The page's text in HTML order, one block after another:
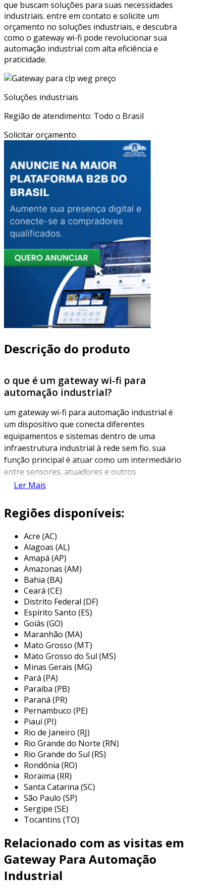
que buscam soluções para suas necessidades
industriais. entre em contato e solicite um
orçamento no soluções industriais, e descubra
como o gateway wi-fi pode revolucionar sua
automação industrial com alta eficiência e
praticidade.
Soluções industriais
Região de atendimento: Todo o Brasil
Solicitar orçamento
Descrição do produto
o que é um gateway wi-fi para
automação industrial?
um gateway wi-fi para automação industrial é
um dispositivo que conecta diferentes
equipamentos e sistemas dentro de uma
infraestrutura industrial à rede sem fio. sua
função principal é atuar como um intermediário
entre sensores, atuadores e outros
dispositivos de campo e o servidor ou a nuvem,
dessas máquinas e sistemas. esses gateways
são essenciais para a implementação de
soluções de internet das coisas (iot) em
ambientes industriais, proporcionando maior
eficiência e controle.
o uso de gateways wi-fi na automação
industrial permite a coleta de dados em tempo
real, monitoramento de processos e otimização
de operações. além disso, são projetados para
suportar as condições adversas de ambientes
industriais, como variações de temperatura,
umidade e vibrações, garantindo que a
comunicação permaneça estável e confiável.
principais aplicações de gateways wi-
fi na automação industrial
os gateways wi-fi são utilizados em diversas
aplicações dentro do setor industrial,
facilitando a comunicação entre equipamentos
e sistemas. entre as principais aplicações,
podemos destacar:
monitoramento de processos:
o acompanhamento em tempo real de
máquinas e sistemas, facilitando a
detecção de falhas e a manutenção
preventiva.
controle de ambiente:utilizados para
gerenciar sistemas de climatização e
ventilação, garantindo que as condições
de temperatura e umidade estejam
Ler Mais
Regiões disponíveis:
Acre (AC)
Alagoas (AL)
Amapá (AP)
Amazonas (AM)
Bahia (BA)
Ceará (CE)
Distrito Federal (DF)
Espírito Santo (ES)
Goiás (GO)
Maranhão (MA)
Mato Grosso (MT)
Mato Grosso do Sul (MS)
Minas Gerais (MG)
Pará (PA)
Paraíba (PB)
Paraná (PR)
Pernambuco (PE)
Piauí (PI)
Rio de Janeiro (RJ)
Rio Grande do Norte (RN)
Rio Grande do Sul (RS)
Rondônia (RO)
Roraima (RR)
Santa Catarina (SC)
São Paulo (SP)
Sergipe (SE)
Tocantins (TO)
Relacionado com as visitas em
Gateway Para Automação
Industrial